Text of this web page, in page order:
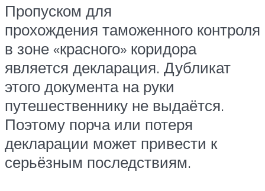
Пропуском для
прохождения таможенного контроля
в зоне «красного» коридора
является декларация. Дубликат
этого документа на руки
путешественнику не выдаётся.
Поэтому порча или потеря
декларации может привести к
серьёзным последствиям.